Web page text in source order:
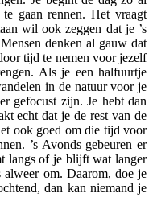
gaan rennen. Het vraagt
wil ook zeggen dat je ’s
denken al gauw dat
tijd te nemen voor jezelf
Als je een halfuurtje
in de natuur voor je
gefocust zijn. Je hebt dan
echt dat je de rest van de
ook goed om die tijd voor
’s Avonds gebeuren er
langs of je blijft wat langer
om. Daarom, doe je
dan kan niemand je